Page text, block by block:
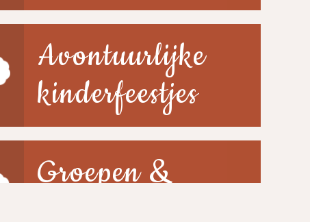
Avontuurlijke
kinderfeestjes
Groepen &